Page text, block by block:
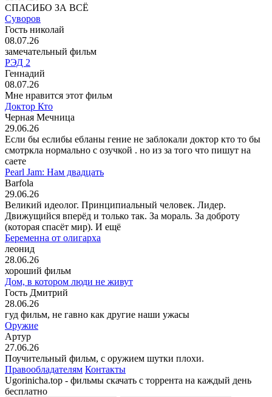
СПАСИБО ЗА ВСЁ
Суворов
Гость николай
08.07.26
замечательный фильм
РЭД 2
Геннадий
08.07.26
Мне нравится этот фильм
Доктор Кто
Черная Мечница
29.06.26
Если бы еслибы ебланы гение не заблокали доктор кто то бы
смотркла нормально с озучкой . но из за того что пишут на
саете
Pearl Jam: Нам двадцать
Barfola
29.06.26
Великий идеолог. Принципиальный человек. Лидер.
Движущийся вперёд и только так. За мораль. За доброту
(которая спасёт мир). И ещё
Беременна от олигарха
леонид
28.06.26
хороший фильм
Дом, в котором люди не живут
Гость Дмитрий
28.06.26
гуд фильм, не гавно как другие наши ужасы
Оружие
Артур
27.06.26
Поучительный фильм, с оружием шутки плохи.
Правообладателям Контакты
Ugorinicha.top - фильмы скачать с торрента на каждый день
бесплатно